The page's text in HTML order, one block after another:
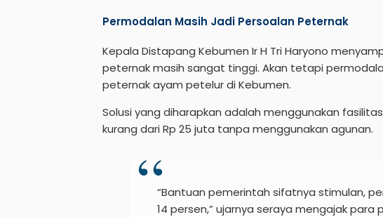
Permodalan Masih Jadi Persoalan Peternak
Kepala Distapang Kebumen Ir H Tri Haryono
peternak masih sangat tinggi. Akan tetapi
peternak ayam petelur di Kebumen.
Solusi yang diharapkan adalah menggunakan
kurang dari Rp 25 juta tanpa menggunakan agunan.
“Bantuan pemerintah sifatnya stimulan,
14 persen,” ujarnya seraya mengajak